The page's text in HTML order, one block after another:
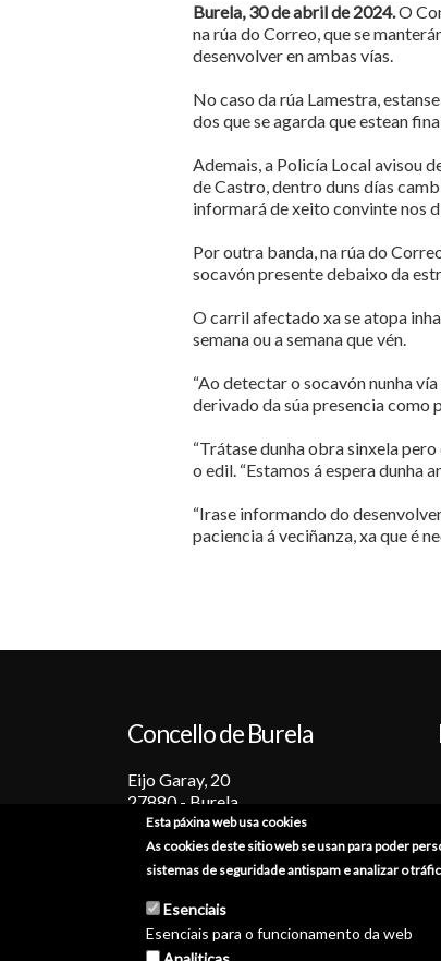
Burela, 30 de abril de 2024.O
na rúa do Correo, que se
desenvolver en ambas vías.
No caso da rúa Lamestra,
dos que se agarda que estean
Ademais, a Policía Local avisou
de Castro, dentro duns días
informará de xeito convinte nos
Por outra banda, na rúa do
socavón presente debaixo da
O carril afectado xa se atopa
semana ou a semana que vén.
“Ao detectar o socavón nunha
derivado da súa presencia como
“Trátase dunha obra sinxela
o edil. “Estamos á espera dunha
“Irase informando do
paciencia á veciñanza, xa que é
Concello de Burela
Eijo Garay, 20
27880 - Burela
Lugo (España)
+34 982 586 000
burela@burela.org
Esta páxina web usa cookies
As cookies deste sitio web se usan para poder
sistemas de seguridade antispam e analizar o
Esenciais
Esenciais para o funcionamento da web